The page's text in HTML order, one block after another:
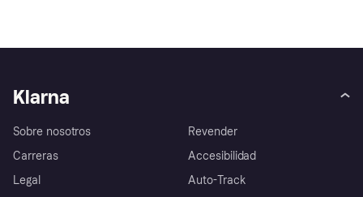
Klarna
Sobre nosotros
Carreras
Legal
Revender
Accesibilidad
Auto-Track